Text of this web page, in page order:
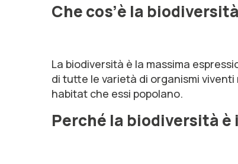
Che cos’è la
La biodiversità è la massima
di tutte le varietà di organismi
habitat che essi popolano.
Perché la biodiversità